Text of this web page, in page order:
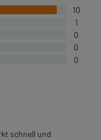
10
1
0
0
0
schnell und